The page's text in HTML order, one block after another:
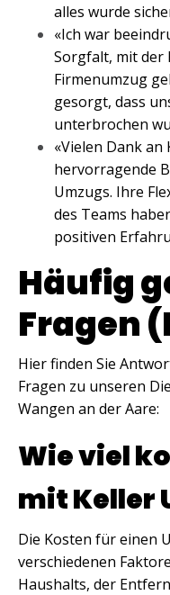
alles wurde
«Ich war
Sorgfalt, mit der
Firmenumzug
gesorgt, dass
unterbrochen
«Vielen Dank
hervorragende
Umzugs. Ihre
des Teams
positiven
Häufig
Fragen
Hier finden Sie
Fragen zu unseren
Wangen an der Aare:
Wie viel
mit Keller
Die Kosten für einen
verschiedenen
Haushalts, der